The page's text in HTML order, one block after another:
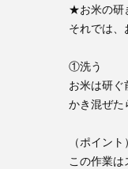
★お米の研
それでは、
①洗う
お米は研
かき混ぜた
（ポイント）
この作業